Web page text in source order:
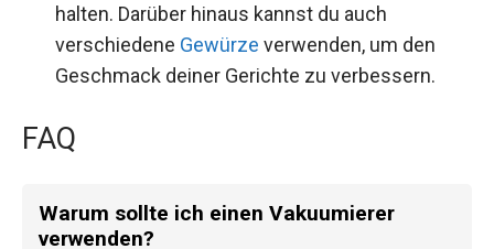
halten. Darüber hinaus kannst du auch
verschiedene Gewürze verwenden, um den
Geschmack deiner Gerichte zu verbessern.
FAQ
Warum sollte ich einen Vakuumierer
verwenden?